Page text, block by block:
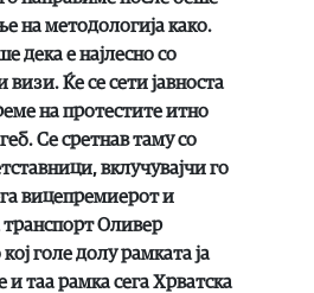
на методологија како.
дека е најлесно со
Ќе се сети јавноста
на протестите итно
Се сретнав таму со
вклучувајчи го
вицепремиерот и
Оливер
голе долу рамката ја
и таа рамка сега Хрватска